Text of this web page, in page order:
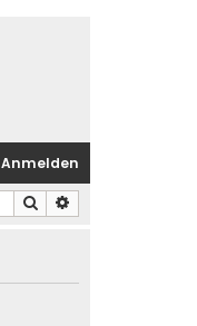
Anmelden
Suche